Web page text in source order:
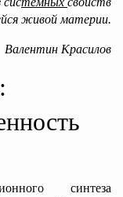
живой материи.
Валентин Красилов
синтеза